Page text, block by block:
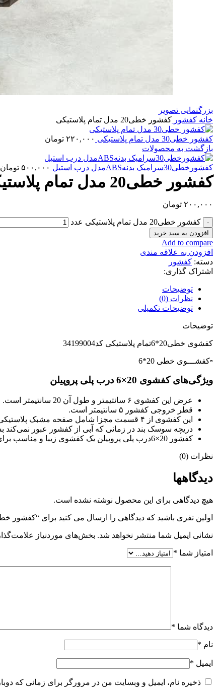
بزرگنمایی تصویر
خانه کفشور کفشور خطی20 مدل تمام پلاستیکی
کفشور خطی30 مدل تمام پلاستیکی ۲۲۰,۰۰۰ تومان
بازگشت به محصولات
کفشورخطی30سرامیک بدنهABSمدل درب استیل ۵۰۰,۰۰۰ تومان
کفشور خطی20 مدل تمام پلاستیکی
۲۰۰,۰۰۰ تومان
کفشور خطی20 مدل تمام پلاستیکی عدد
افزودن به سبد خرید
Add to compare
افزودن به علاقه مندی
دسته: کفشور
اشتراک گذاری:
توضیحات
نظرات (0)
توضیحات تکمیلی
توضیحات
کفشوی خطی20*6تمام پلاستیکی کد34199004
▫️کفشـــوی خطی 20*6
ویژگی‌های کفشوی 20×6 درب پلی پروپیلن
عرض این کفشوی ۶ سانتیمتر و طول آن 20 سانتیمتر است.
قطر خروجی کفشور ۵ سانتیمتر است.
این کفشوی از ۴ قسمت مجزا شامل صفحه مشبک پلاستیکی، بدنه پلاستیکی، توری داخلی پلاستیکی و دریچه سوسک بند تشکیل شده است.
دریچه سوسک بند در زمانی که آبی از کفشور عبور
کفشور 20×6درب‌ پلی‌ پروپیلن یک کفشوی زیبا و مناسب برای استفاده در فضاهای کوچک مانند حمام و سرویس بهداشتی است
نظرات (0)
دیدگاهها
هیچ دیدگاهی برای این محصول نوشته نشده است.
اولین نفری باشید که دیدگاهی را ارسال می کنید برای “کفشور خطی20 مدل تمام
نشانی ایمیل شما منتشر نخواهد شد. بخش‌های موردنیاز
امتیاز شما *
دیدگاه شما *
نام *
ایمیل *
ذخیره نام، ایمیل و وبسایت من در مرورگر برای زمانی که